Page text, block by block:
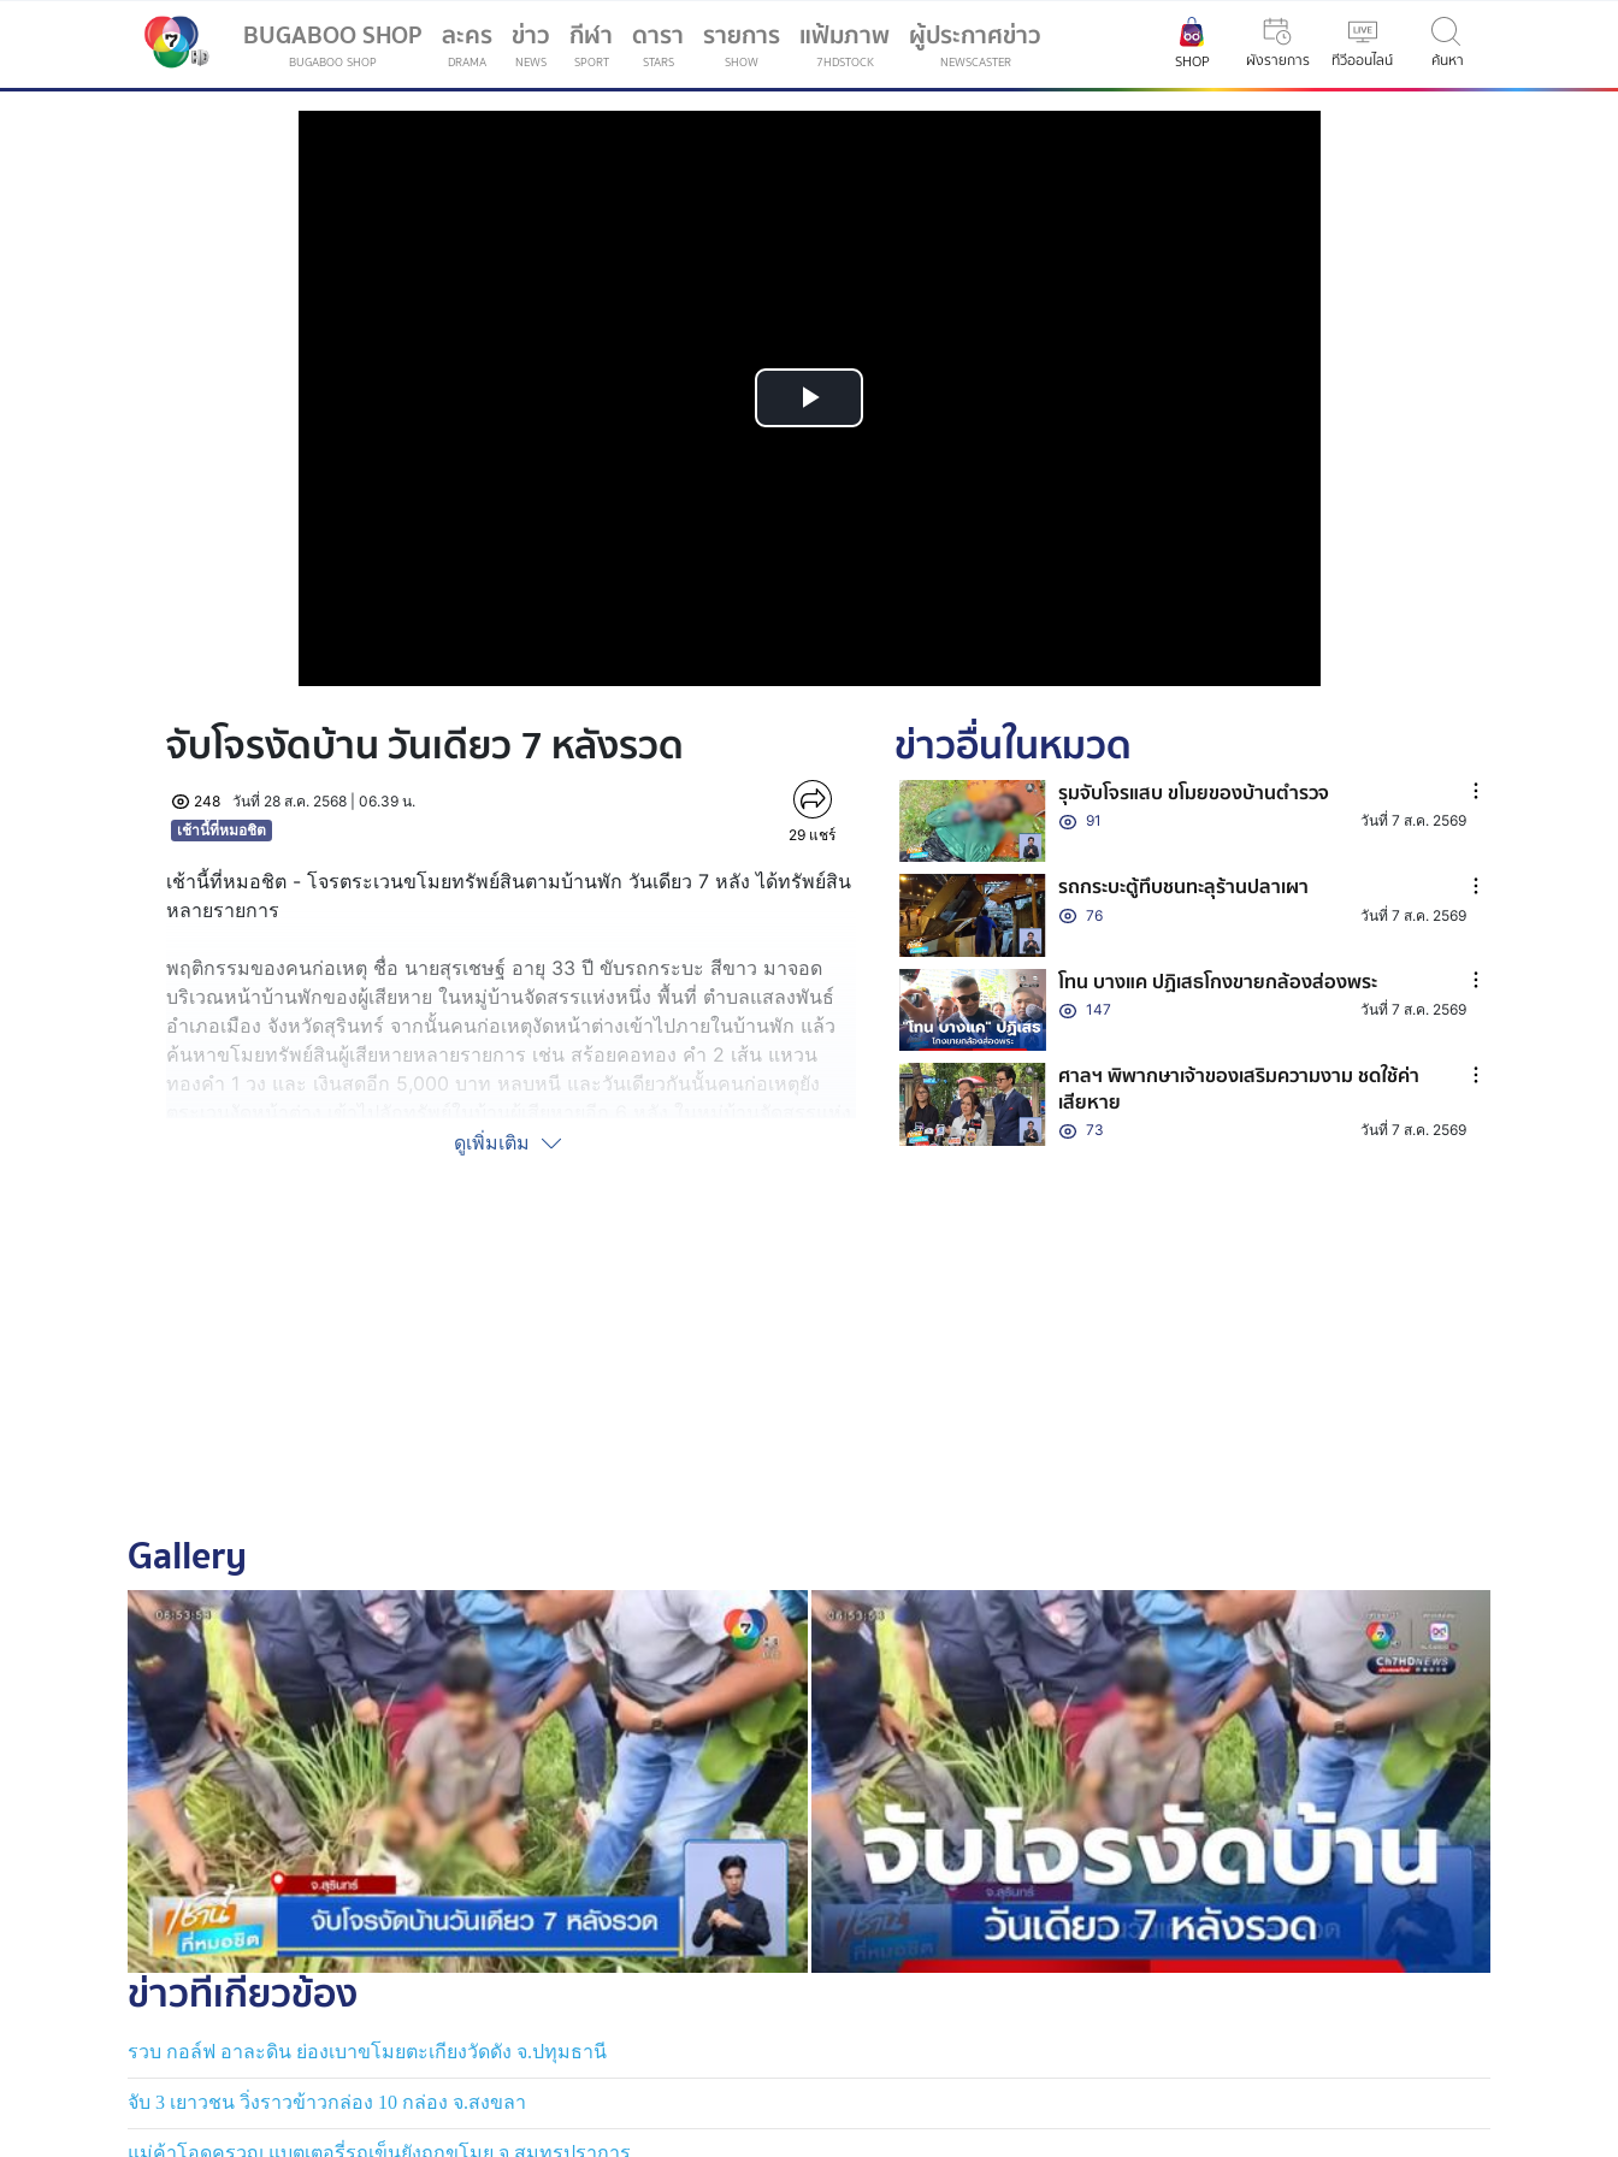
BUGABOO SHOP
BUGABOO SHOP
ละคร
DRAMA
ข่าว
NEWS
กีฬา
SPORT
(current)
ดารา
STARS
รายการ
SHOW
แฟ้มภาพ
7HDSTOCK
ผู้ประกาศข่าว
NEWSCASTER SHOP ผังรายการ ทีวีออนไลน์ ค้นหา
Play
จับโจรงัดบ้าน วันเดียว 7 หลังรวด
248
วันที่ 28 ส.ค. 2568 | 06.39 น.
เช้านี้ที่หมอชิต
29 แชร์
เช้านี้ที่หมอชิต - โจรตระเวนขโมยทรัพย์สินตามบ้านพัก วันเดียว 7 หลัง ได้ทรัพย์สิน
หลายรายการ
พฤติกรรมของคนก่อเหตุ ชื่อ นายสุรเชษฐ์ อายุ 33 ปี ขับรถกระบะ สีขาว มาจอด
บริเวณหน้าบ้านพักของผู้เสียหาย ในหมู่บ้านจัดสรรแห่งหนึ่ง พื้นที่ ตำบลแสลงพันธ์
อำเภอเมือง จังหวัดสุรินทร์ จากนั้นคนก่อเหตุงัดหน้าต่างเข้าไปภายในบ้านพัก แล้ว
ค้นหาขโมยทรัพย์สินผู้เสียหายหลายรายการ เช่น สร้อยคอทอง คำ 2 เส้น แหวน
ทองคำ 1 วง และ เงินสดอีก 5,000 บาท หลบหนี และวันเดียวกันนั้นคนก่อเหตุยัง
นี้ได้ทรัพย์สินอีกจำนวนมาก เหตุเกิดวันที่ 26 สิงหาคม 2568 เวลา 18.00 น.
ดูเพิ่มเติม
ข่าวอื่นในหมวด
รุมจับโจรแสบ ขโมยของบ้านตำรวจ
91 วันที่ 7 ส.ค. 2569
รถกระบะตู้ทึบชนทะลุร้านปลาเผา
76 วันที่ 7 ส.ค. 2569
โทน บางแค ปฏิเสธโกงขายกล้องส่องพระ
147 วันที่ 7 ส.ค. 2569
ศาลฯ พิพากษาเจ้าของเสริมความงาม ชดใช้ค่า
เสียหาย
73 วันที่ 7 ส.ค. 2569
Gallery
ข่าวที่เกี่ยวข้อง
รวบ กอล์ฟ อาละดิน ย่องเบาขโมยตะเกียงวัดดัง จ.ปทุมธานี
จับ 3 เยาวชน วิ่งราวข้าวกล่อง 10 กล่อง จ.สงขลา
แม่ค้าโอดครวญ แบตเตอรี่รถเข็นยังถูกขโมย จ.สมุทรปราการ